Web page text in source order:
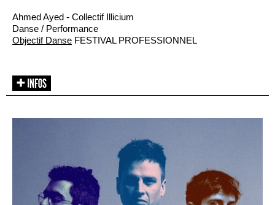
Ahmed Ayed - Collectif Illicium
Danse / Performance
Objectif Danse FESTIVAL PROFESSIONNEL